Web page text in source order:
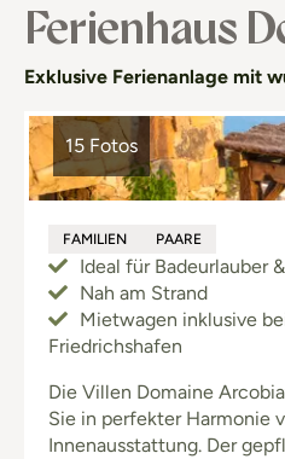
Ferienhaus
Exklusive Ferienanlage mit
15 Fotos
FAMILIEN PAARE
Ideal für Badeurlauber
Nah am Strand
Mietwagen inklusive
Friedrichshafen
Die Villen Domaine
Sie in perfekter Harmonie
Innenausstattung. Der